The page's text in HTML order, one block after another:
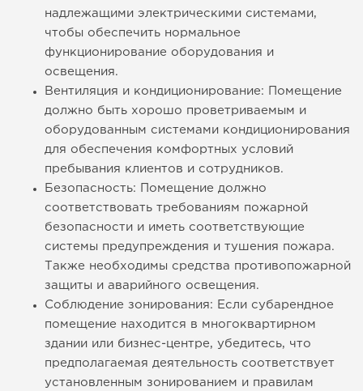
надлежащими электрическими системами,
чтобы обеспечить нормальное
функционирование оборудования и
освещения.
Вентиляция и кондиционирование: Помещение
должно быть хорошо проветриваемым и
оборудованным системами кондиционирования
для обеспечения комфортных условий
пребывания клиентов и сотрудников.
Безопасность: Помещение должно
соответствовать требованиям пожарной
безопасности и иметь соответствующие
системы предупреждения и тушения пожара.
Также необходимы средства противопожарной
защиты и аварийного освещения.
Соблюдение зонирования: Если субарендное
помещение находится в многоквартирном
здании или бизнес-центре, убедитесь, что
предполагаемая деятельность соответствует
установленным зонированием и правилам